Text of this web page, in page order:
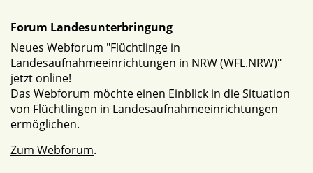
Forum Landesunterbringung
Neues Webforum "Flüchtlinge in
Landesaufnahmeeinrichtungen in NRW (WFL.NRW)"
jetzt online!
Das Webforum möchte einen Einblick in die Situation
von Flüchtlingen in Landesaufnahmeeinrichtungen
ermöglichen.
Zum Webforum.